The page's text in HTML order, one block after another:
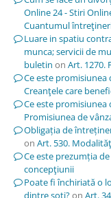
Online 24 - Stiri
Cuantumul
Luare in spatiu
munca; servicii de
buletin on Art. 1270.
Ce este promisiunea
Creanţele care
Ce este promisiunea
Promisiunea de
Obligația de
on Art. 530.
Ce este prezumția
concepţiunii
Poate fi închiriată o
dintre soți?on Art.